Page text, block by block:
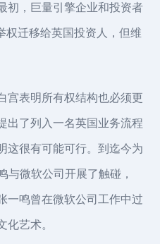
初，巨量引擎企业和投资者
权迁移给英国投资人，但维
宫表明所有权结构也必须更
出了列入一名英国业务流程
这很有可能可行。到迄今为
与微软公司开展了触碰，
一鸣曾在微软公司工作中过
化艺术。